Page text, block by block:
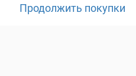
Продолжить покупки